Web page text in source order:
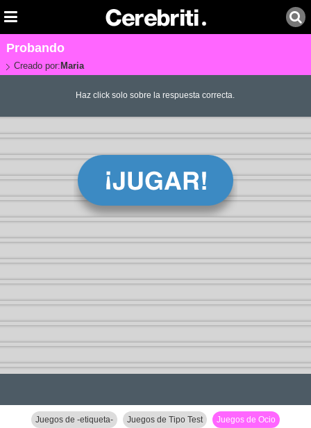
Probando
Creado por: Maria
Haz click solo sobre la respuesta correcta.
Juegos de -etiqueta- Juegos de Tipo Test Juegos de Ocio